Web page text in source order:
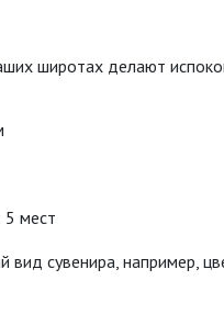
широтах делают
5 мест
вид сувенира, например,